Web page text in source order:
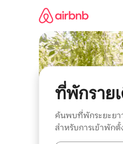
ที่พักราย
ค้นพบที่พักระยะยา
สำหรับการเข้าพักตั้